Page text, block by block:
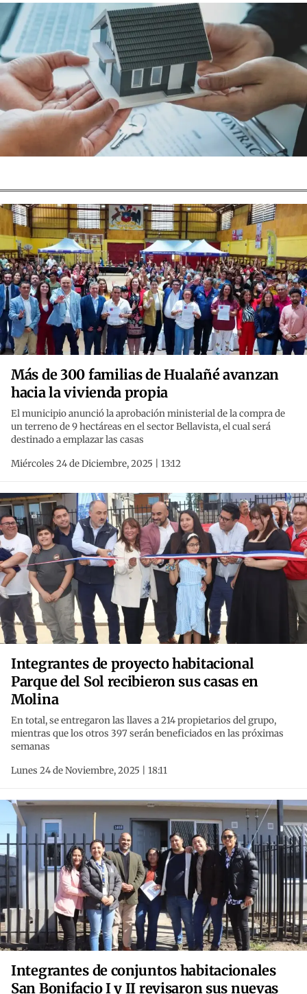
Más de 300 familias de Hualañé avanzan
hacia la vivienda propia
El municipio anunció la aprobación ministerial de la compra de
un terreno de 9 hectáreas en el sector Bellavista, el cual será
destinado a emplazar las casas
Miércoles 24 de Diciembre, 2025 | 13:12
Integrantes de proyecto habitacional
Parque del Sol recibieron sus casas en
Molina
En total, se entregaron las llaves a 214 propietarios del grupo,
mientras que los otros 397 serán beneficiados en las próximas
semanas
Lunes 24 de Noviembre, 2025 | 18:11
Integrantes de conjuntos habitacionales
San Bonifacio I y II revisaron sus nuevas